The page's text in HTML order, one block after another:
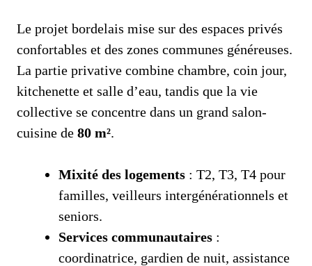
Le projet bordelais mise sur des espaces privés
confortables et des zones communes généreuses.
La partie privative combine chambre, coin jour,
kitchenette et salle d’eau, tandis que la vie
collective se concentre dans un grand salon-
cuisine de 80 m².
Mixité des logements : T2, T3, T4 pour
familles, veilleurs intergénérationnels et
seniors.
Services communautaires :
coordinatrice, gardien de nuit, assistance